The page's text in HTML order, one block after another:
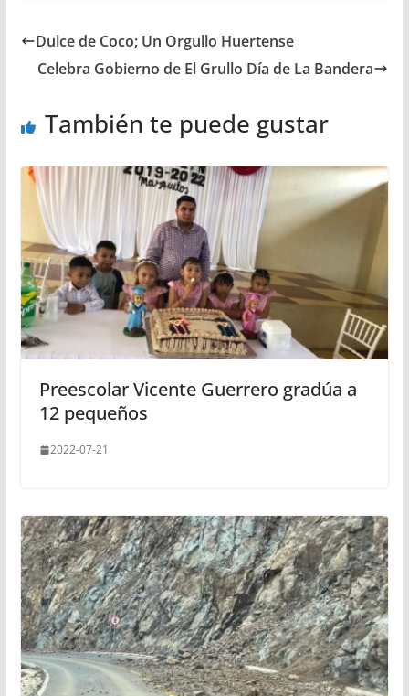
Dulce de Coco; Un Orgullo Huertense
Celebra Gobierno de El Grullo Día de La Bandera
También te puede gustar
Preescolar Vicente Guerrero gradúa a
12 pequeños
2022-07-21